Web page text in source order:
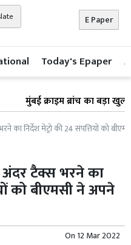
E Paper
Today's Epaper
मुंबई क्राइम ब्रांच का बड़ा
का निर्देश मेट्रो की 24 संपत्तियों को
टैक्स भरने का
को बीएमसी ने अपने
On 12 Mar 2022